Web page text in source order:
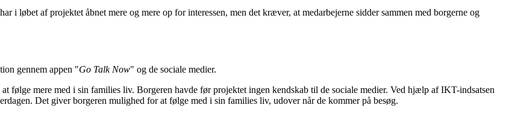
i løbet af projektet åbnet mere og mere op for interessen, men det kræver, at medarbejerne sidder sammen med borgerne og
gennem appen "Go Talk Now" og de sociale medier.
følge mere med i sin families liv. Borgeren havde før projektet ingen kendskab til de sociale medier. Ved hjælp af IKT-indsatsen
Det giver borgeren mulighed for at følge med i sin families liv, udover når de kommer på besøg.